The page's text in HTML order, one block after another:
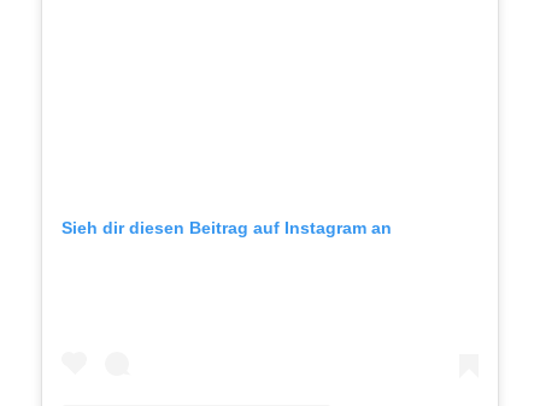
Sieh dir diesen Beitrag auf Instagram an